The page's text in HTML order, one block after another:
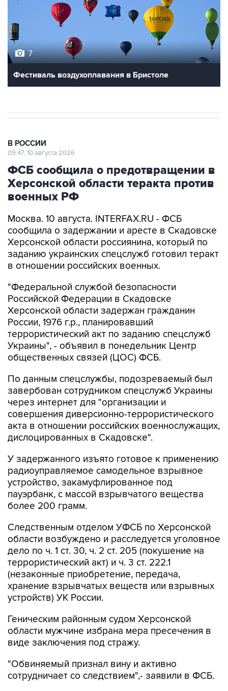
7
Фестиваль воздухоплавания в Бристоле
В РОССИИ
09:47, 10 августа 2026
ФСБ сообщила о предотвращении в
Херсонской области теракта против
военных РФ
Москва. 10 августа. INTERFAX.RU - ФСБ
сообщила о задержании и аресте в Скадовске
Херсонской области россиянина, который по
заданию украинских спецслужб готовил теракт
в отношении российских военных.
"Федеральной службой безопасности
Российской Федерации в Скадовске
Херсонской области задержан гражданин
России, 1976 г.р., планировавший
террористический акт по заданию спецслужб
Украины", - объявил в понедельник Центр
общественных связей (ЦОС) ФСБ.
По данным спецслужбы, подозреваемый был
завербован сотрудником спецслужб Украины
через интернет для "организации и
совершения диверсионно-террористического
акта в отношении российских военнослужащих,
дислоцированных в Скадовске".
У задержанного изъято готовое к применению
радиоуправляемое самодельное взрывное
устройство, закамуфлированное под
пауэрбанк, с массой взрывчатого вещества
более 200 грамм.
Следственным отделом УФСБ по Херсонской
области возбуждено и расследуется уголовное
дело по ч. 1 ст. 30, ч. 2 ст. 205 (покушение на
террористический акт) и ч. 3 ст. 222.1
(незаконные приобретение, передача,
хранение взрывчатых веществ или взрывных
устройств) УК России.
Геническим районным судом Херсонской
области мужчине избрана мера пресечения в
виде заключения под стражу.
"Обвиняемый признал вину и активно
сотрудничает со следствием",- заявили в ФСБ.